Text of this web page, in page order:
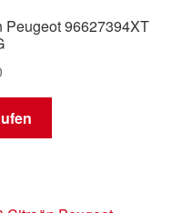
Peugeot 96627394XT